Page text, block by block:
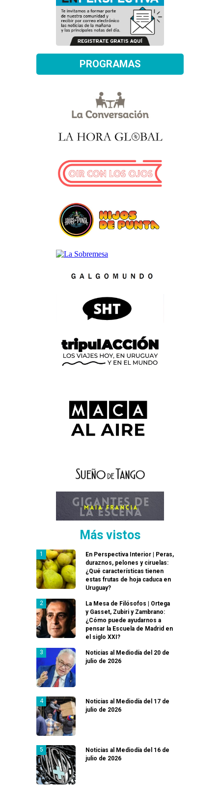
PROGRAMAS
Más vistos
En Perspectiva Interior | Peras,
duraznos, pelones y ciruelas:
¿Qué características tienen
estas frutas de hoja caduca en
Uruguay?
La Mesa de Filósofos | Ortega
y Gasset, Zubiri y Zambrano:
¿Cómo puede ayudarnos a
pensar la Escuela de Madrid en
el siglo XXI?
Noticias al Mediodía del 20 de
julio de 2026
Noticias al Mediodía del 17 de
julio de 2026
Noticias al Mediodía del 16 de
julio de 2026